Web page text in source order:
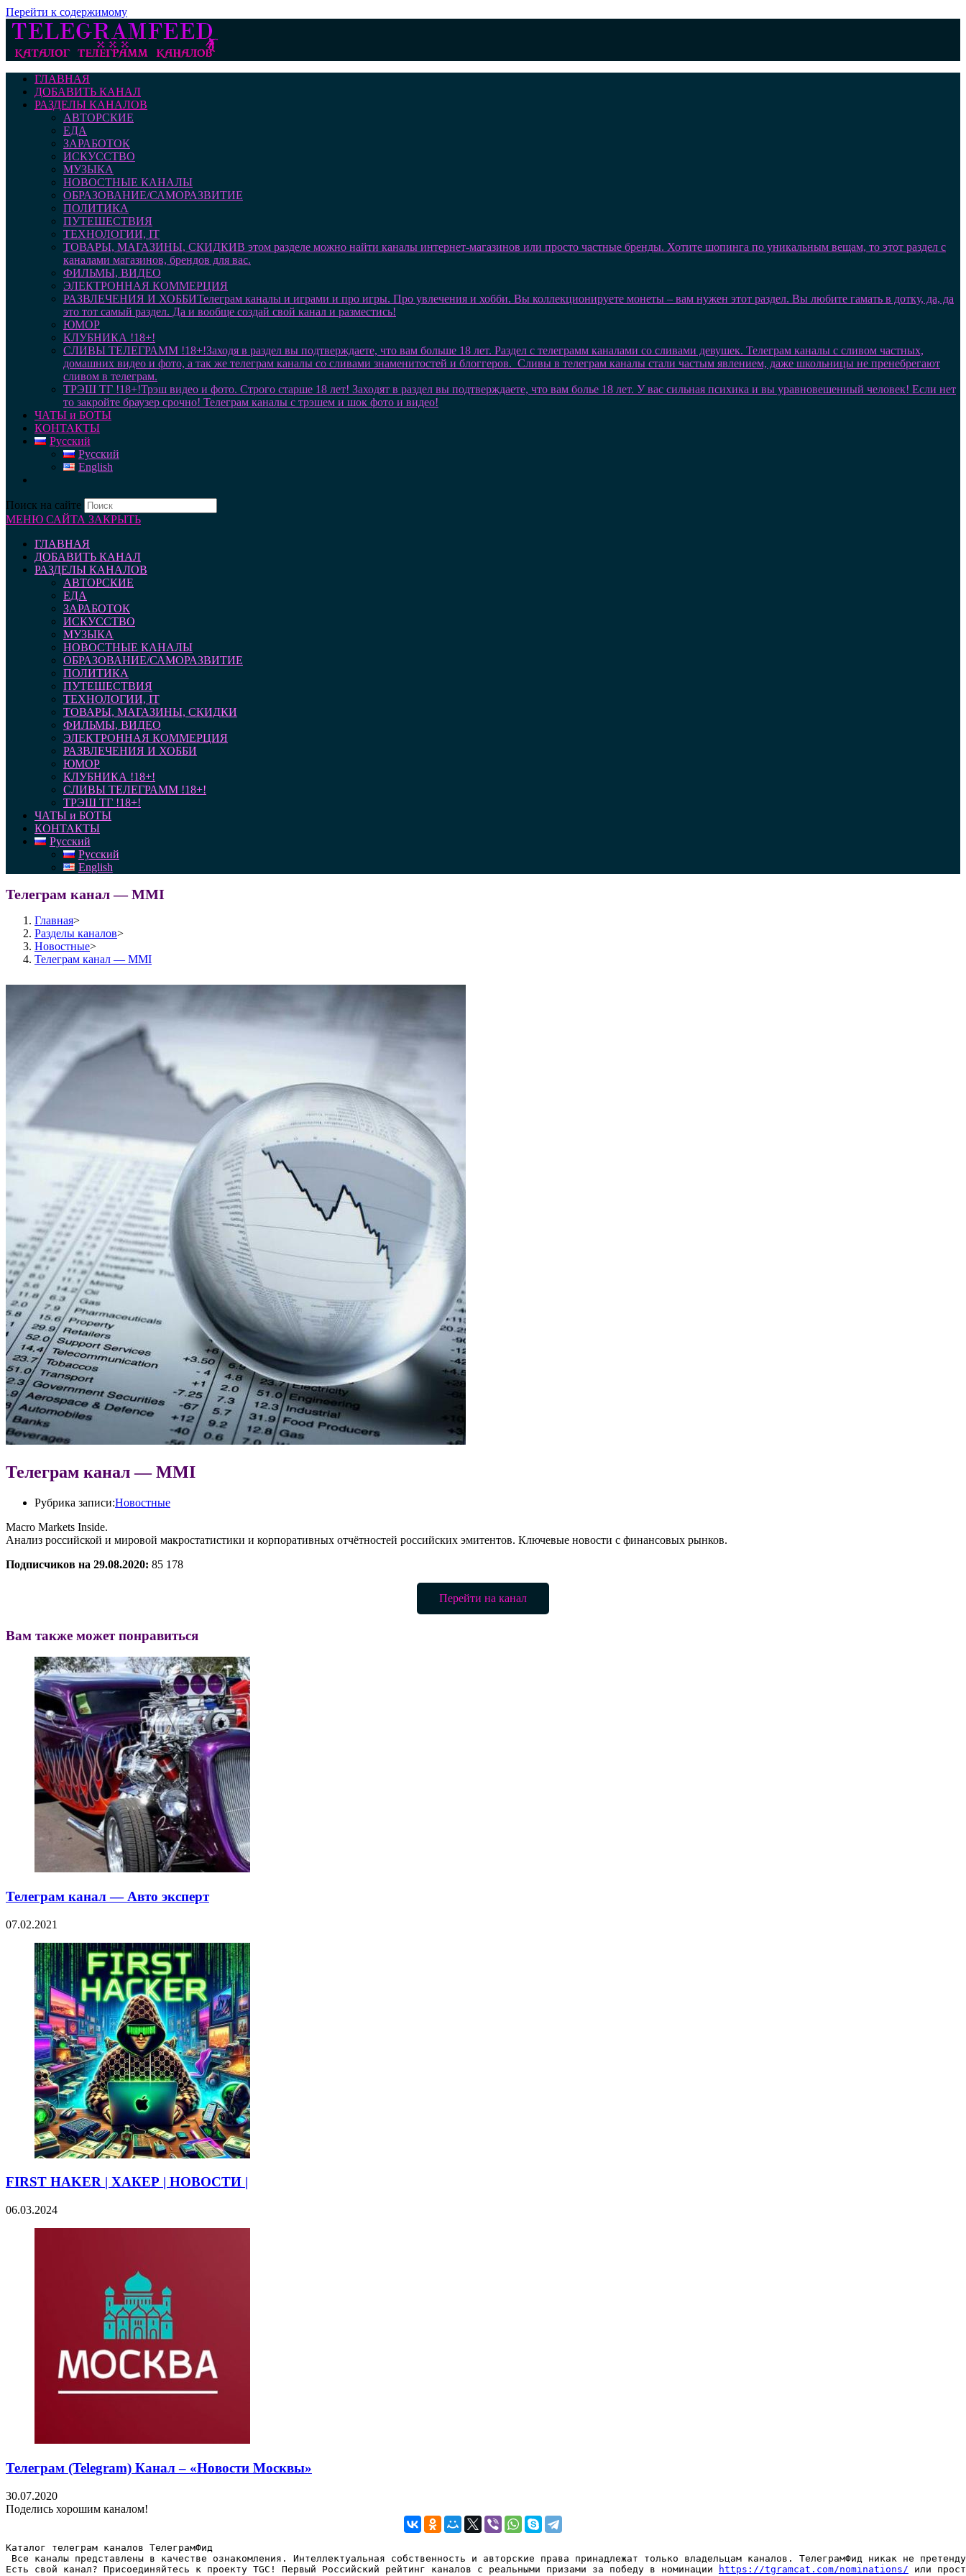
Перейти к содержимому
ГЛАВНАЯ
ДОБАВИТЬ КАНАЛ
РАЗДЕЛЫ КАНАЛОВ
АВТОРСКИЕ
ЕДА
ЗАРАБОТОК
ИСКУССТВО
МУЗЫКА
НОВОСТНЫЕ КАНАЛЫ
ОБРАЗОВАНИЕ/САМОРАЗВИТИЕ
ПОЛИТИКА
ПУТЕШЕСТВИЯ
ТЕХНОЛОГИИ, IT
ТОВАРЫ, МАГАЗИНЫ, СКИДКИВ этом разделе можно найти каналы интернет-магазинов или просто частные бренды. Хотите шопинга по уникальным вещам, то этот раздел с
каналами магазинов, брендов для вас.
ФИЛЬМЫ, ВИДЕО
ЭЛЕКТРОННАЯ КОММЕРЦИЯ
РАЗВЛЕЧЕНИЯ И ХОББИТелеграм каналы и играми и про игры. Про увлечения и хобби. Вы коллекционируете монеты – вам нужен этот раздел. Вы любите гамать в дотку, да, да
это тот самый раздел. Да и вообще создай свой канал и разместись!
ЮМОР
КЛУБНИКА !18+!
СЛИВЫ ТЕЛЕГРАММ !18+!Заходя в раздел вы подтверждаете, что вам больше 18 лет. Раздел с телеграмм каналами со сливами девушек. Телеграм каналы с сливом частных,
домашних видео и фото, а так же телеграм каналы со сливами знаменитостей и блоггеров. Сливы в телеграм каналы стали частым явлением, даже школьницы не пренебрегают
сливом в телеграм.
ТРЭШ ТГ !18+!Трэш видео и фото. Строго старше 18 лет! Заходят в раздел вы подтверждаете, что вам болье 18 лет. У вас сильная психика и вы уравновешенный человек! Если нет
то закройте браузер срочно! Телеграм каналы с трэшем и шок фото и видео!
ЧАТЫ и БОТЫ
КОНТАКТЫ
Русский
Русский
English
Поиск на сайте
МЕНЮ САЙТА ЗАКРЫТЬ
ГЛАВНАЯ
ДОБАВИТЬ КАНАЛ
РАЗДЕЛЫ КАНАЛОВ
АВТОРСКИЕ
ЕДА
ЗАРАБОТОК
ИСКУССТВО
МУЗЫКА
НОВОСТНЫЕ КАНАЛЫ
ОБРАЗОВАНИЕ/САМОРАЗВИТИЕ
ПОЛИТИКА
ПУТЕШЕСТВИЯ
ТЕХНОЛОГИИ, IT
ТОВАРЫ, МАГАЗИНЫ, СКИДКИ
ФИЛЬМЫ, ВИДЕО
ЭЛЕКТРОННАЯ КОММЕРЦИЯ
РАЗВЛЕЧЕНИЯ И ХОББИ
ЮМОР
КЛУБНИКА !18+!
СЛИВЫ ТЕЛЕГРАММ !18+!
ТРЭШ ТГ !18+!
ЧАТЫ и БОТЫ
КОНТАКТЫ
Русский
Русский
English
Телеграм канал — MMI
Главная>
Разделы каналов>
Новостные>
Телеграм канал — MMI
Телеграм канал — MMI
Рубрика записи:Новостные
Macro Markets Inside.
Анализ российской и мировой макростатистики и корпоративных отчётностей российских эмитентов. Ключевые новости с финансовых рынков.
Подписчиков на 29.08.2020: 85 178
Перейти на канал
Вам также может понравиться
Телеграм канал — Авто эксперт
07.02.2021
FIRST HAKER | ХАКЕР | НОВОСТИ |
06.03.2024
Телеграм (Telegram) Канал – «Новости Москвы»
30.07.2020
Поделись хорошим каналом!
Каталог телеграм каналов ТелеграмФид
Все каналы представлены в качестве ознакомления. Интеллектуальная собственность и авторские права принадлежат только владельцам каналов. ТелеграмФид никак не
Есть свой канал? Присоединяйтесь к проекту TGC! Первый Российский рейтинг каналов с реальными призами за победу в номинации
https://tgramcat.com/nominations/ или